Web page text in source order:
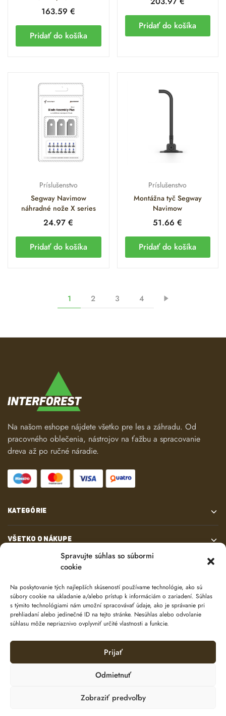
Spravujte súhlas so súbormi
cookie
Na poskytovanie tých najlepších skúseností používame technológie, ako sú
súbory cookie na ukladanie a/alebo prístup k informáciám o zariadení. Súhlas
s týmito technológiami nám umožní spracovávať údaje, ako je správanie pri
prehliadaní alebo jedinečné ID na tejto stránke. Nesúhlas alebo odvolanie
súhlasu môže nepriaznivo ovplyvniť určité vlastnosti a funkcie.
Prijať
Odmietnuť
Zobraziť predvoľby
163.59€
Pridať do košíka
Pridať do košíka
Príslušenstvo
Segway Navimow
náhradné nože X series
24.97€
Pridať do košíka
Príslušenstvo
Montážna tyč Segway
Navimow
51.66€
Pridať do košíka
1 2 3 4
Na našom eshope nájdete všetko pre les a záhradu. Od
pracovného oblečenia, nástrojov na ťažbu a spracovanie
dreva až po ručné náradie.
KATEGÓRIE
VŠETKO O NÁKUPE
© 2024 e-shop od
Ochrana osobných údajov